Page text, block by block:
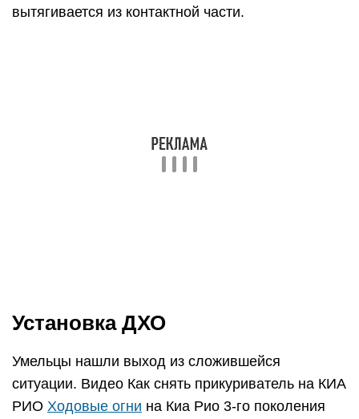
вытягивается из контактной части.
на Киа Рио 3-го поколения
можно установить самостоятельно, купив в
богатый.
Единственное оптимальное место для монтажа
огней в Рио – бампер.